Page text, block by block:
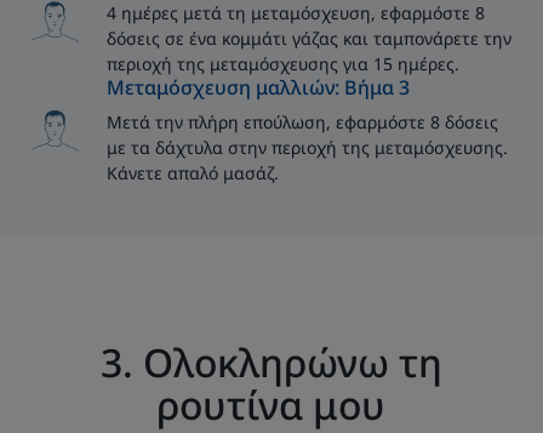
4 ημέρες μετά τη μεταμόσχευση, εφαρμόστε 8
δόσεις σε ένα κομμάτι γάζας και ταμπονάρετε την
περιοχή της μεταμόσχευσης για 15 ημέρες.
Μεταμόσχευση μαλλιών: Βήμα 3
Μετά την πλήρη επούλωση, εφαρμόστε 8 δόσεις
με τα δάχτυλα στην περιοχή της μεταμόσχευσης.
Κάνετε απαλό μασάζ.
3. Ολοκληρώνω τη
ρουτίνα μου